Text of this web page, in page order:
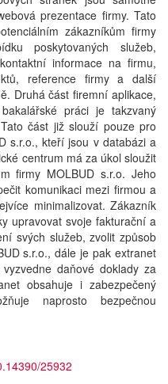
prezentace firmy. Tato
zákazníkům firmy
poskytovaných služeb,
informace na firmu,
reference firmy a další
Druhá část firemní aplikace,
práci je takzvaný
část již slouží pouze pro
s.r.o., kteří jsou v databázi a
centrum má za úkol sloužit
firmy MOLBUD s.r.o. Jeho
komunikaci mezi firmou a
minimalizovat. Zákazník
upravovat svoje fakturační a
svých služeb, zvolit způsob
s.r.o., dále je pak extranet
daňové doklady za
obsahuje i zabezpečený
naprosto bezpečnou
25932